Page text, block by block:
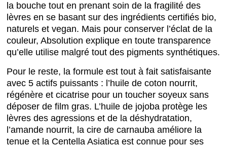
la bouche tout en prenant soin de la fragilité des
lèvres en se basant sur des ingrédients certifiés bio,
naturels et vegan. Mais pour conserver l’éclat de la
couleur, Absolution explique en toute transparence
qu’elle utilise malgré tout des pigments synthétiques.
Pour le reste, la formule est tout à fait satisfaisante
avec 5 actifs puissants : l’huile de coton nourrit,
régénère et cicatrise pour un toucher soyeux sans
déposer de film gras. L’huile de jojoba protège les
lèvres des agressions et de la déshydratation,
l’amande nourrit, la cire de carnauba améliore la
tenue et la Centella Asiatica est connue pour ses